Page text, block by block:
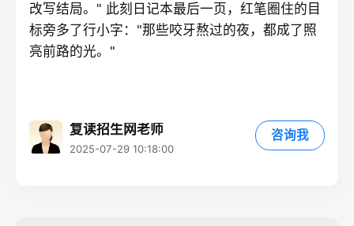
改写结局。" 此刻日记本最后一页，红笔圈住的目
标旁多了行小字："那些咬牙熬过的夜，都成了照
亮前路的光。"
复读招生网老师
2025-07-29 10:18:00
咨询我